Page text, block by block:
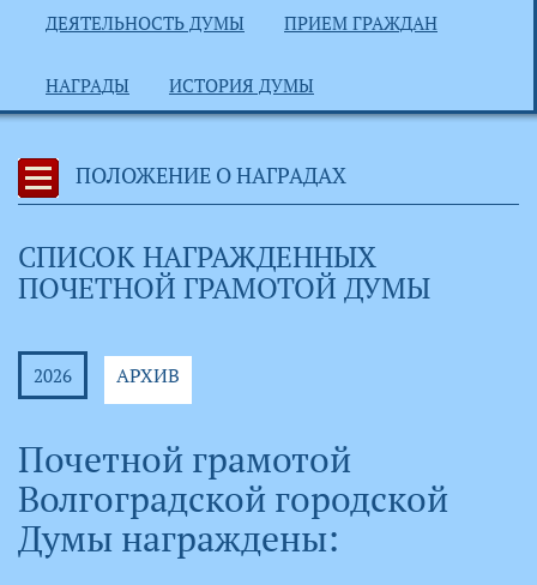
ДЕЯТЕЛЬНОСТЬ ДУМЫ ПРИЕМ ГРАЖДАН
НАГРАДЫ ИСТОРИЯ ДУМЫ
ПОЛОЖЕНИЕ О НАГРАДАХ
СПИСОК НАГРАЖДЕННЫХ
ПОЧЕТНОЙ ГРАМОТОЙ ДУМЫ
2026 АРХИВ
Почетной грамотой
Волгоградской городской
Думы награждены: